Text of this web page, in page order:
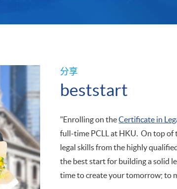
分享
beststart
"Enrolling on theCertificate in
full-time PCLL at HKU. On top of
legal skills from the highly
the best start for building a solid
time to create your tomorrow; to